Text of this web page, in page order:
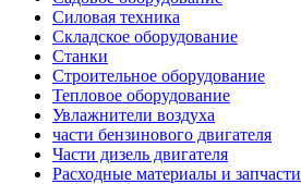
Силовая техника
Складское оборудование
Станки
Строительное оборудование
Тепловое оборудование
Увлажнители воздуха
части бензинового двигателя
Части дизель двигателя
Расходные материалы и запчасти